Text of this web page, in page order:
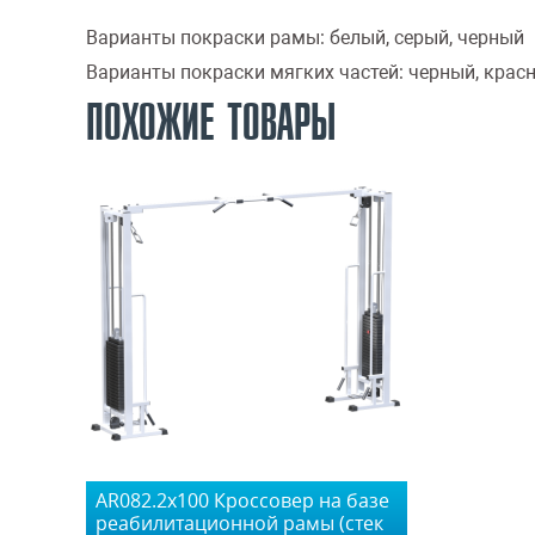
Варианты покраски рамы: белый, серый, черный
Варианты покраски мягких частей: черный,
ПОХОЖИЕ ТОВАРЫ
AR082.2х100 Кроссовер на базе
реабилитационной рамы (стек